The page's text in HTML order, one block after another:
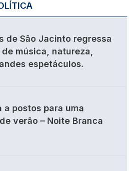
de São Jacinto regressa
música, natureza,
espetáculos.
a postos para uma
verão – Noite Branca